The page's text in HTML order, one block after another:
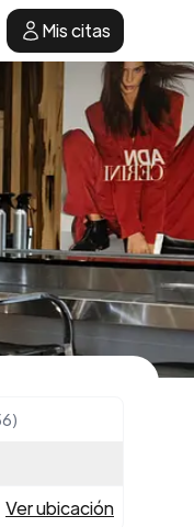
Mis citas
Ver ubicación